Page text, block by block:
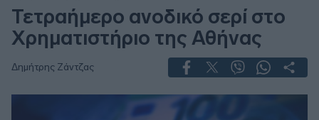
Τετραήμερο ανοδικό σερί στο
Χρηματιστήριο της Αθήνας
Δημήτρης Ζάντζας